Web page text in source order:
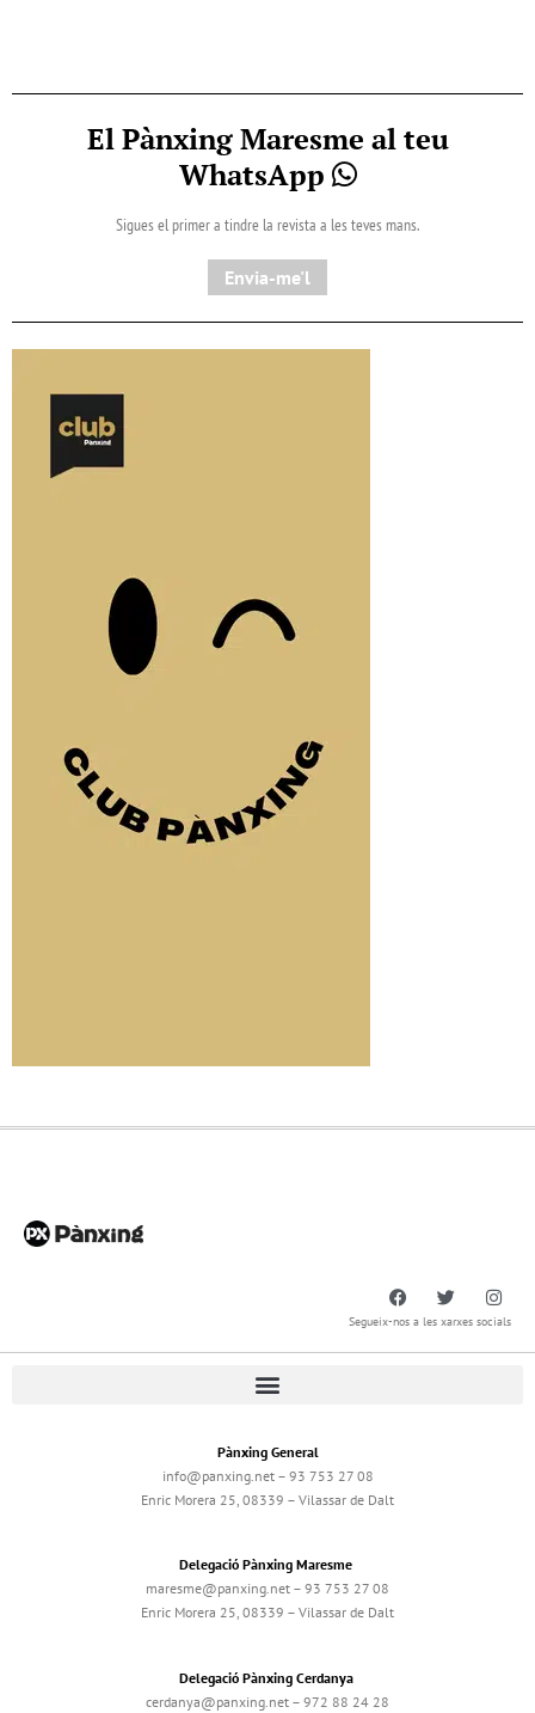
El Pànxing Maresme al teu
WhatsApp
Sigues el primer a tindre la revista a les teves mans.
Envia-me'l
Segueix-nos a les xarxes socials
Pànxing General
info@panxing.net – 93 753 27 08
Enric Morera 25, 08339 – Vilassar de Dalt
Delegació Pànxing Maresme
maresme@panxing.net – 93 753 27 08
Enric Morera 25, 08339 – Vilassar de Dalt
Delegació Pànxing Cerdanya
cerdanya@panxing.net – 972 88 24 28